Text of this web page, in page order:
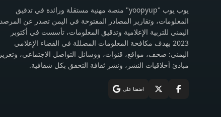
يوب يوب "yoopyup" منصة مهنية مستقلة ورائدة في تدقيق
المعلومات، وتقارير المصادر المفتوحة في اليمن تصدر عن المرصد
اليمني للتربية الإعلامية وتدقيق المعلومات، تأسست في أكتوبر
2023 بهدف مكافحة المعلومات المضللة في الفضاء الإعلامي
اليمني: صحف، مواقع، قنوات، ووسائل التواصل الاجتماعي، وتعزيز
مبادئ أخلاقيات النشر، ونشر ثقافة التحقق بكل شفافية.
اضفنا على